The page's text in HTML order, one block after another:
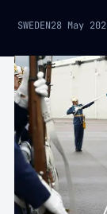
SWEDEN28 May